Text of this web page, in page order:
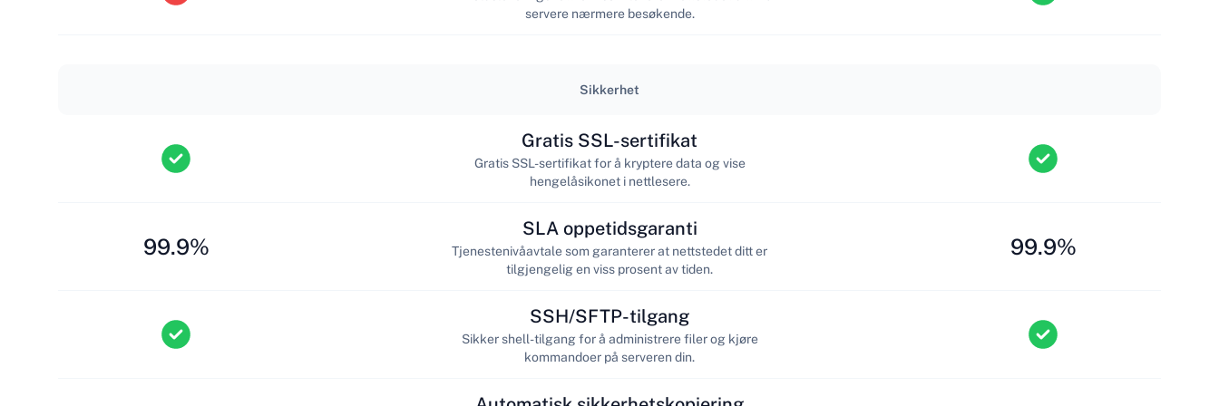
servere nærmere besøkende.
Sikkerhet
Gratis SSL-sertifikat
Gratis SSL-sertifikat for å kryptere data og vise
hengelåsikonet i nettlesere.
99.9%
SLA oppetidsgaranti
Tjenestenivåavtale som garanterer at nettstedet ditt er
tilgjengelig en viss prosent av tiden.
99.9%
SSH/SFTP-tilgang
Sikker shell-tilgang for å administrere filer og kjøre
kommandoer på serveren din.